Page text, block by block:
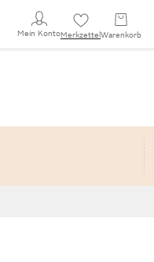
Mein KontoMerkzettel Warenkorb